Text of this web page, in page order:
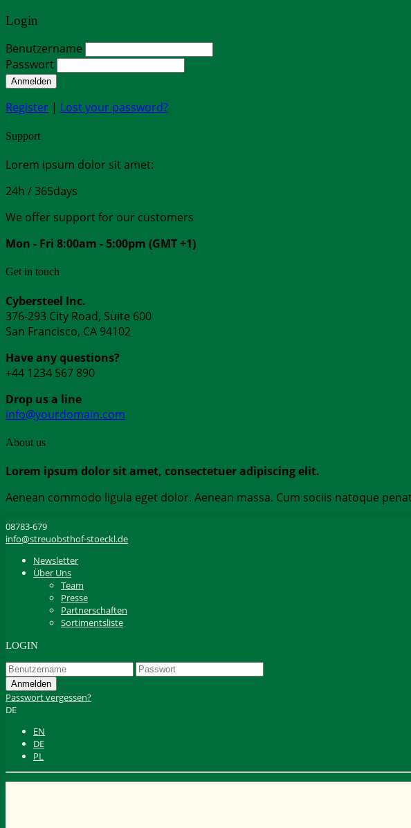
Login
Benutzername
Passwort
Anmelden
Register | Lost your password?
Support
Lorem ipsum dolor sit amet:
24h / 365days
We offer support for our customers
Mon - Fri 8:00am - 5:00pm (GMT +1)
Get in touch
Cybersteel Inc.
376-293 City Road, Suite 600
San Francisco, CA 94102
Have any questions?
+44 1234 567 890
Drop us a line
info@yourdomain.com
About us
Lorem ipsum dolor sit amet, consectetuer adipiscing elit.
Aenean commodo ligula eget dolor. Aenean massa. Cum sociis natoque
08783-679
info@streuobsthof-stoeckl.de
Newsletter
Über Uns
Team
Presse
Partnerschaften
Sortimentsliste
LOGIN
Passwort vergessen?
DE
EN
DE
PL